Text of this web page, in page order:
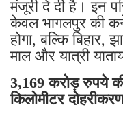
मंजूरी दे दी है। इन
केवल भागलपुर की
होगा, बल्कि
माल और यात्री
3,169 करोड़ रुपये
किलोमीटर